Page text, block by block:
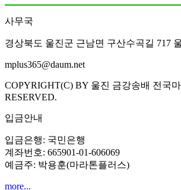
사무국
경상북도 울진군 근남면 구산수곡길 717
mplus365@daum.net
COPYRIGHT(C) BY 울진 금강송배 전국
RESERVED.
입금안내
입금은행: 국민은행
계좌번호: 665901-01-606069
예금주: 박용훈(마라톤플러스)
more...